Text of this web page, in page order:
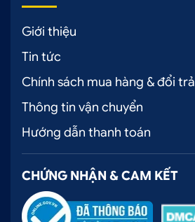
Giới thiệu
Tin tức
Chính sách mua hàng & đổi trả
Thông tin vận chuyển
Hướng dẫn thanh toán
CHỨNG NHẬN & CAM KẾT